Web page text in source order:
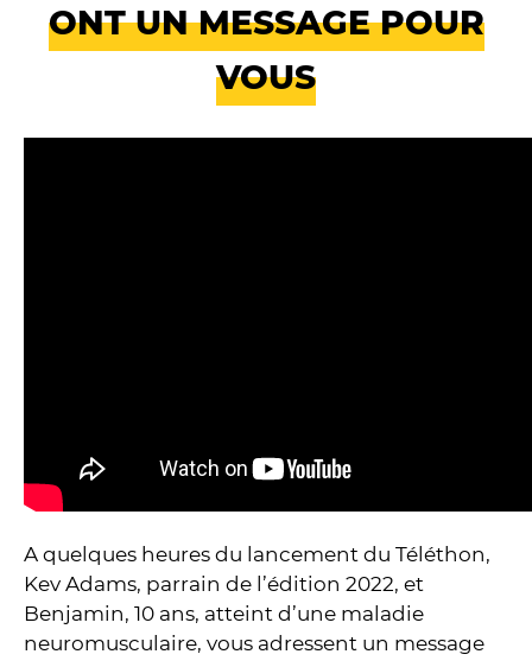
ONT UN MESSAGE POUR
VOUS
A quelques heures du lancement du Téléthon,
Kev Adams, parrain de l’édition 2022, et
Benjamin, 10 ans, atteint d’une maladie
neuromusculaire, vous adressent un message